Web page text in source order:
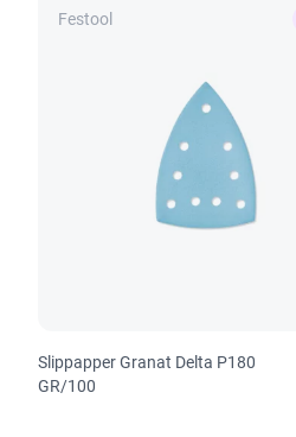
Festool
Slippapper Granat Delta P180
GR/100